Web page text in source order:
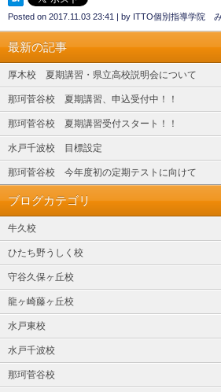
Posted on 2017.11.03 23:41 | by ITTO個別指導学院
最新の記事
厚木校 夏期講習・県立高校説明会について
那珂菅谷校 夏期講習、申込受付中！！
那珂菅谷校 夏期講習受付スタート！！
水戸千波校 目標設定
那珂菅谷校 今年度初の定期テストに向けて
ブログカテゴリ
牛久校
ひたち野うしく校
守谷久保ヶ丘校
龍ヶ崎藤ヶ丘校
水戸東校
水戸千波校
那珂菅谷校